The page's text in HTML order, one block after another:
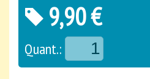
9,90 €
Quant.: